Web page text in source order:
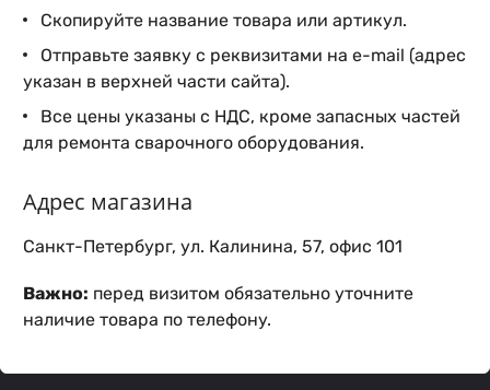
Скопируйте название товара или артикул.
Отправьте заявку с реквизитами на e-mail (адрес
указан в верхней части сайта).
Все цены указаны с НДС, кроме запасных частей
для ремонта сварочного оборудования.
Адрес магазина
Санкт-Петербург, ул. Калинина, 57, офис 101
Важно: перед визитом обязательно уточните
наличие товара по телефону.